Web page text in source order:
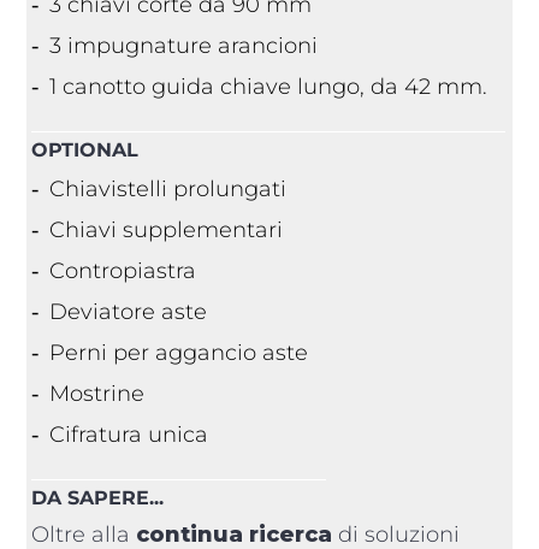
3 impugnature arancioni
1 canotto guida chiave lungo, da 42 mm.
OPTIONAL
Chiavistelli prolungati
Chiavi supplementari
Contropiastra
Deviatore aste
Perni per aggancio aste
Mostrine
Cifratura unica
DA SAPERE...
Oltre alla continua ricerca di soluzioni